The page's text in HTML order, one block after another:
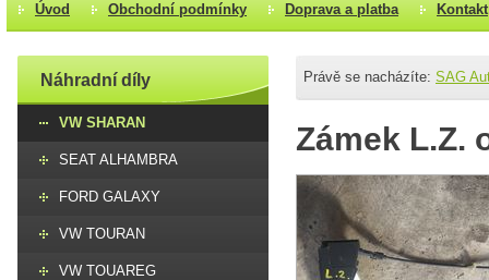
Úvod Obchodní podmínky Doprava a platba Kontakt
Náhradní díly
VW SHARAN
SEAT ALHAMBRA
FORD GALAXY
VW TOURAN
VW TOUAREG
Právě se nacházíte: SAG
Zámek L.Z.